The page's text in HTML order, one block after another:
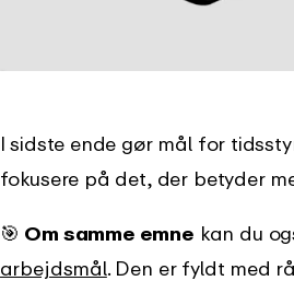
I sidste ende gør mål for
fokusere på det, der betyder
🎯 Om samme emne kan du
arbejdsmål. Den er fyldt med